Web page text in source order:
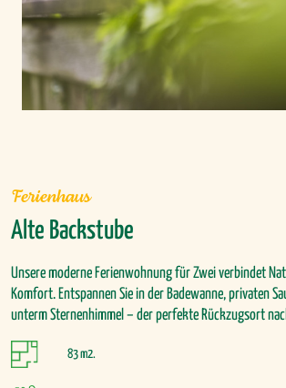
Ferienhaus
Alte Backstube
Unsere moderne Ferienwohnung für Zwei verbindet
Komfort. Entspannen Sie in der Badewanne, privaten
unterm Sternenhimmel – der perfekte Rückzugsort
83 m2.